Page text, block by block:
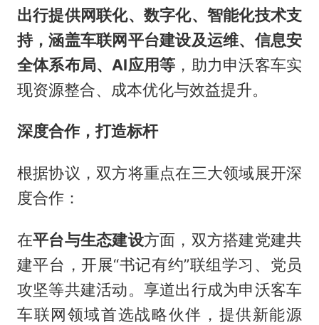
出行提供网联化、数字化、智能化技术支
持，涵盖车联网平台建设及运维、信息安
全体系布局、AI应用等 ，助力申沃客车实
现资源整合、成本优化与效益提升。
深度合作，打造标杆
根据协议，双方将重点在三大领域展开深
度合作：
在平台与生态建设方面，双方搭建党建共
建平台，开展“书记有约”联组学习、党员
攻坚等共建活动。享道出行成为申沃客车
车联网领域首选战略伙伴，提供新能源